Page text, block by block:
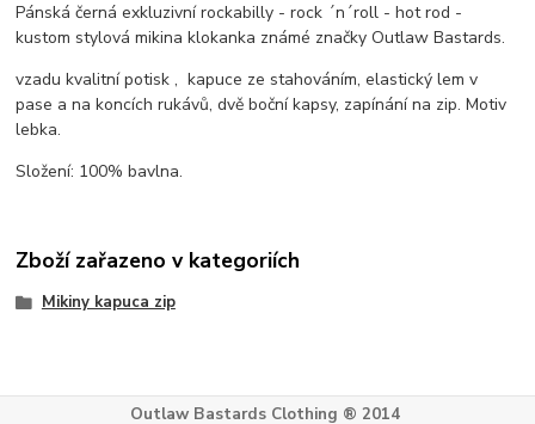
Pánská černá exkluzivní rockabilly - rock ´n´roll - hot rod -
kustom stylová mikina klokanka známé značky Outlaw Bastards.
vzadu kvalitní potisk , kapuce ze stahováním, elastický lem v
pase a na koncích rukávů, dvě boční kapsy, zapínání na zip. Motiv
lebka.
Složení: 100% bavlna.
Zboží zařazeno v kategoriích
Mikiny kapuca zip
Outlaw Bastards Clothing ® 2014